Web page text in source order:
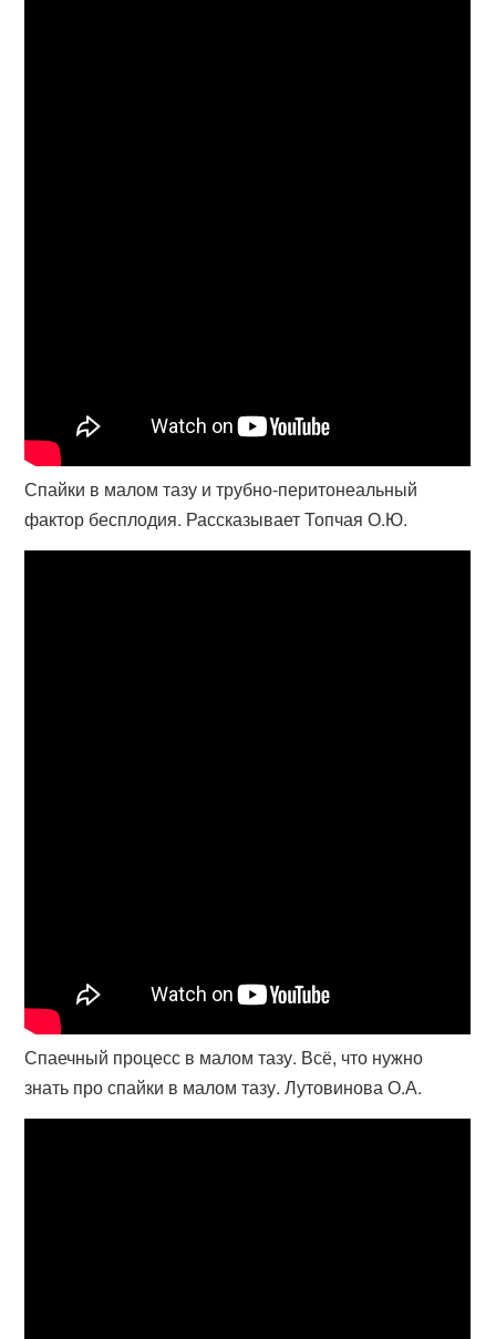
Спайки в малом тазу и трубно-перитонеальный
фактор бесплодия. Рассказывает Топчая О.Ю.
Спаечный процесс в малом тазу. Всё, что нужно
знать про спайки в малом тазу. Лутовинова О.А.